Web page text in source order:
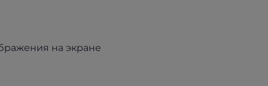
на экране